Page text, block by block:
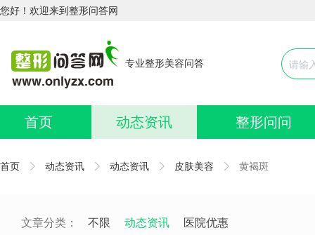
您好！欢迎来到整形问答网
专业整形美容问答
首页 动态资讯 整形问问
首页 动态资讯 动态资讯 皮肤美容 黄褐斑
文章分类： 不限 动态资讯 医院优惠